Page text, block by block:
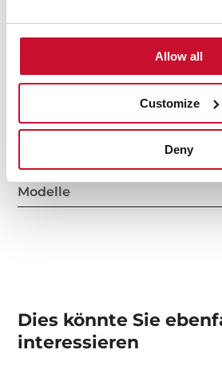
Allow all
Customize
Deny
Innenmaße
Modelle
Dies könnte Sie
interessieren